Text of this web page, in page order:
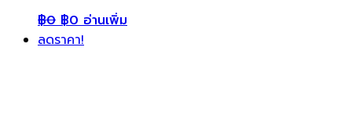
฿0 ฿0 อ่านเพิ่ม
ลดราคา!